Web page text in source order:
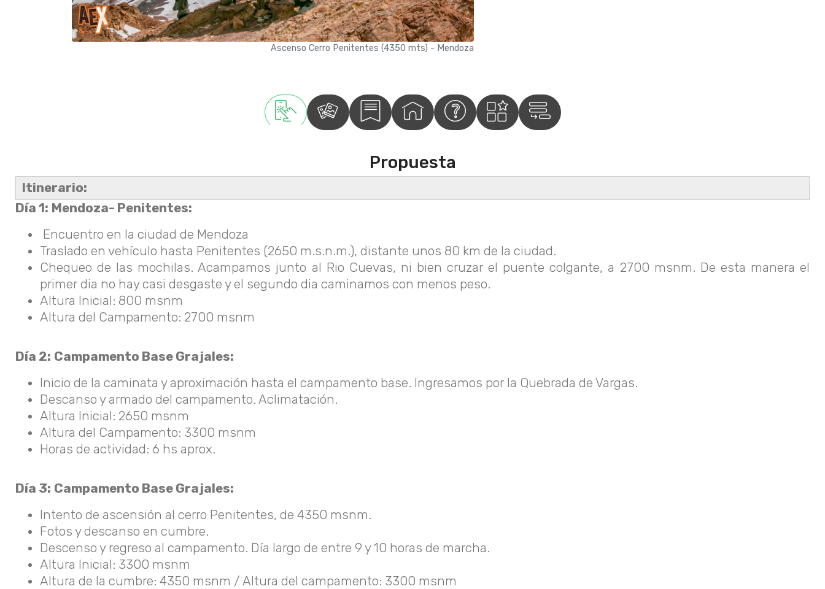
Ascenso Cerro Penitentes (4350 mts) - Mendoza
Propuesta
Itinerario:
Día 1: Mendoza- Penitentes:
Encuentro en la ciudad de Mendoza
Traslado en vehículo hasta Penitentes (2650 m.s.n.m.), distante unos 80 km de la ciudad.
Chequeo de las mochilas. Acampamos junto al Rio Cuevas, ni bien cruzar el puente colgante, a 2700 msnm. De esta manera el
primer dia no hay casi desgaste y el segundo dia caminamos con menos peso.
Altura Inicial: 800 msnm
Altura del Campamento: 2700 msnm
Día 2: Campamento Base Grajales:
Inicio de la caminata y aproximación hasta el campamento base. Ingresamos por la Quebrada de Vargas.
Descanso y armado del campamento. Aclimatación.
Altura Inicial: 2650 msnm
Altura del Campamento: 3300 msnm
Horas de actividad: 6 hs aprox.
Día 3: Campamento Base Grajales:
Intento de ascensión al cerro Penitentes, de 4350 msnm.
Fotos y descanso en cumbre.
Descenso y regreso al campamento. Día largo de entre 9 y 10 horas de marcha.
Altura Inicial: 3300 msnm
Altura de la cumbre: 4350 msnm / Altura del campamento: 3300 msnm